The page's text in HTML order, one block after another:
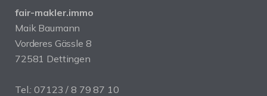
fair-makler.immo
Maik Baumann
Vorderes Gässle 8
72581 Dettingen
Tel.: 07123 / 8 79 87 10